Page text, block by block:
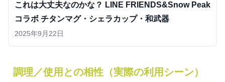
これは大丈夫なのかな？ LINE FRIENDS&Snow Peak
コラボ チタンマグ・シェラカップ・和武器
2025年9月22日
調理／使用との相性（実際の利用シーン）